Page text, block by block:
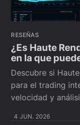
RESEÑAS
¿Es Haute
en la que
Descubre si
para el trading
velocidad y
4 JUN. 2026